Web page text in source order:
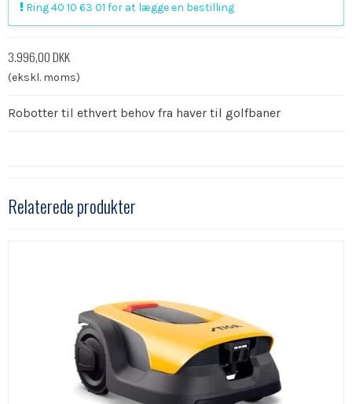
Ring 40 10 63 01 for at lægge en bestilling
3.996,00 DKK
(ekskl. moms)
Robotter til ethvert behov fra haver til golfbaner
Relaterede produkter